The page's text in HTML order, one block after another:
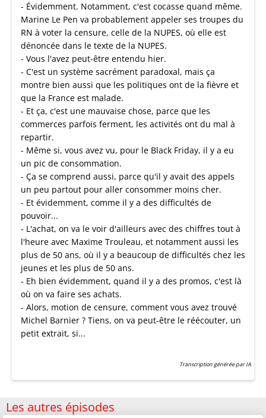
- Évidemment. Notamment, c'est cocasse quand même.
Marine Le Pen va probablement appeler ses troupes du
RN à voter la censure, celle de la NUPES, où elle est
dénoncée dans le texte de la NUPES.
- Vous l'avez peut-être entendu hier.
- C'est un système sacrément paradoxal, mais ça
montre bien aussi que les politiques ont de la fièvre et
que la France est malade.
- Et ça, c'est une mauvaise chose, parce que les
commerces parfois ferment, les activités ont du mal à
repartir.
- Même si, vous avez vu, pour le Black Friday, il y a eu
un pic de consommation.
- Ça se comprend aussi, parce qu'il y avait des appels
un peu partout pour aller consommer moins cher.
- Et évidemment, comme il y a des difficultés de
pouvoir...
- L'achat, on va le voir d'ailleurs avec des chiffres tout à
l'heure avec Maxime Trouleau, et notamment aussi les
plus de 50 ans, où il y a beaucoup de difficultés chez les
jeunes et les plus de 50 ans.
- Eh bien évidemment, quand il y a des promos, c'est là
où on va faire ses achats.
- Alors, motion de censure, comment vous avez trouvé
Michel Barnier ? Tiens, on va peut-être le réécouter, un
petit extrait, si...
Transcription générée par IA
Les autres épisodes